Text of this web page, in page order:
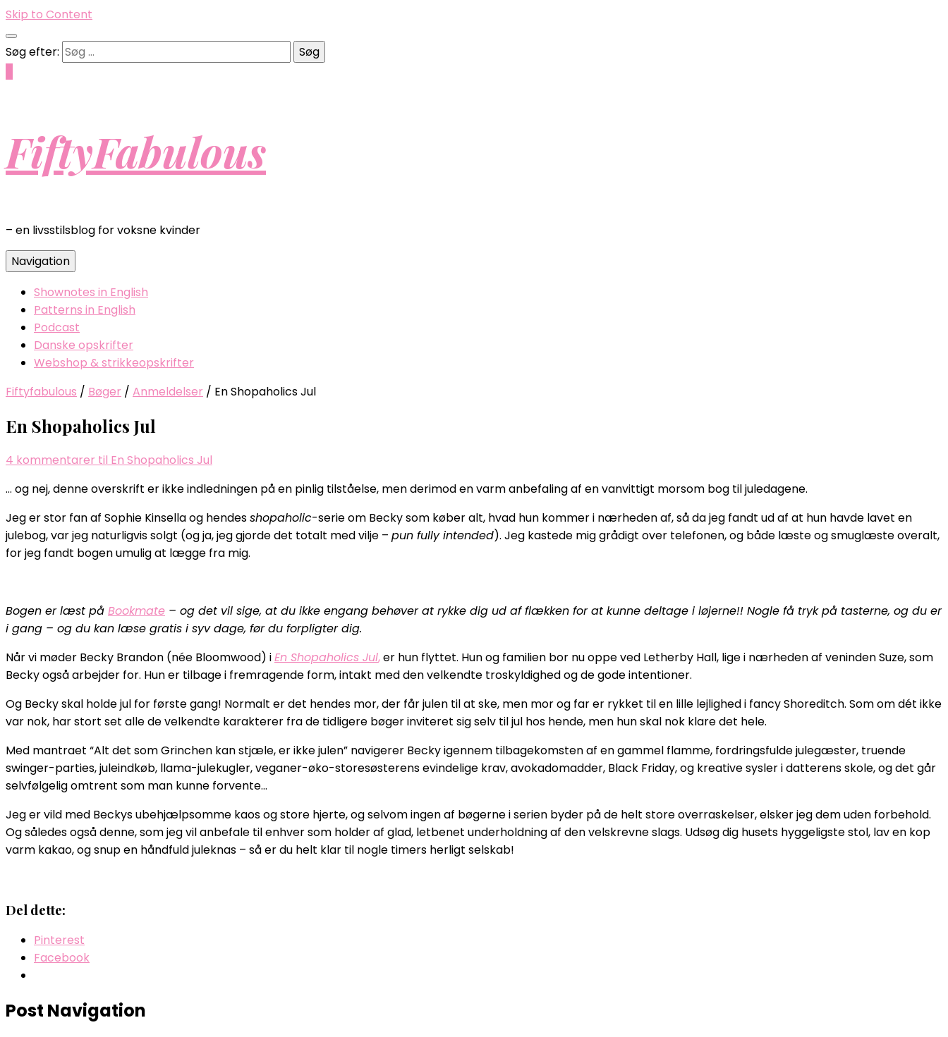
Skip to Content
Søg efter:
FiftyFabulous
– en livsstilsblog for voksne kvinder
Navigation
Shownotes in English
Patterns in English
Podcast
Danske opskrifter
Webshop & strikkeopskrifter
Fiftyfabulous / Bøger / Anmeldelser / En Shopaholics Jul
En Shopaholics Jul
4 kommentarer til En Shopaholics Jul
… og nej, denne overskrift er ikke indledningen på en pinlig tilståelse, men derimod en varm anbefaling af en vanvittigt morsom bog til juledagene.
Jeg er stor fan af Sophie Kinsella og hendesshopaholic-serie om Becky som køber alt, hvad hun kommer i nærheden af, så da jeg fandt ud af at hun havde lavet en
julebog, var jeg naturligvis solgt (og ja, jeg gjorde det totalt med vilje – pun fully intended). Jeg kastede mig grådigt over telefonen, og både læste og smuglæste overalt,
for jeg fandt bogen umulig at lægge fra mig.
Bogen er læst på Bookmate – og det vil sige, at du ikke engang behøver at rykke dig ud af flækken for at kunne deltage i løjerne!! Nogle få tryk på tasterne, og du er
i gang – og du kan læse gratis i syv dage, før du forpligter dig.
Når vi møder Becky Brandon (née Bloomwood) iEn Shopaholics Jul,er hun flyttet. Hun og familien bor nu oppe ved Letherby Hall, lige i nærheden af veninden Suze, som
Becky også arbejder for. Hun er tilbage i fremragende form, intakt med den velkendte troskyldighed og de gode intentioner.
Og Becky skal holde jul for første gang! Normalt er det hendes mor, der får julen til at ske, men mor og far er rykket til en lille lejlighed i fancy Shoreditch. Som om dét ikke
var nok, har stort set alle de velkendte karakterer fra de tidligere bøger inviteret sig selv til jul hos hende, men hun skal nok klare det hele.
Med mantraet “Alt det som Grinchen kan stjæle, er ikke julen” navigerer Becky igennem tilbagekomsten af en gammel flamme, fordringsfulde julegæster, truende
swinger-parties, juleindkøb, llama-julekugler, veganer-øko-storesøsterens evindelige krav, avokadomadder, Black Friday, og kreative sysler i datterens skole, og det går
selvfølgelig omtrent som man kunne forvente…
Jeg er vild med Beckys ubehjælpsomme kaos og store hjerte, og selvom ingen af bøgerne i serien byder på de helt store overraskelser, elsker jeg dem uden forbehold.
Og således også denne, som jeg vil anbefale til enhver som holder af glad, letbenet underholdning af den velskrevne slags. Udsøg dig husets hyggeligste stol, lav en kop
varm kakao, og snup en håndfuld juleknas – så er du helt klar til nogle timers herligt selskab!
Del dette:
Pinterest
Facebook
Post Navigation